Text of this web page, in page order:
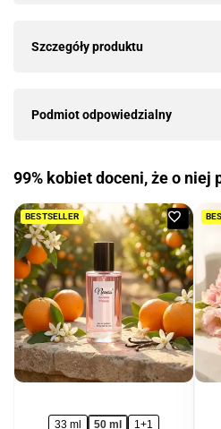
Szczegóły produktu
Podmiot odpowiedzialny
99% kobiet doceni, że o niej
BESTSELLER
Dodaj
do
33 ml 50 ml 1+1